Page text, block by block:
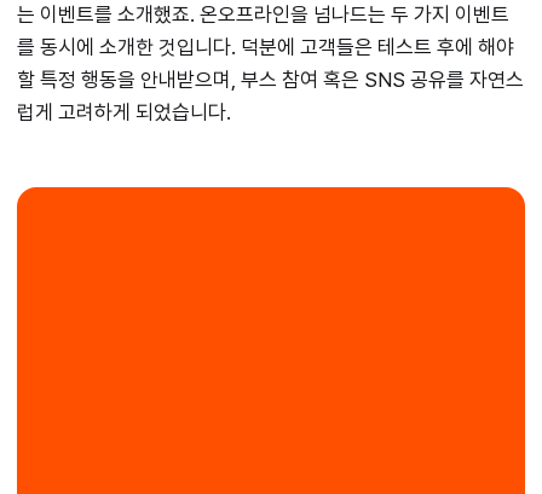
는 이벤트를 소개했죠. 온오프라인을 넘나드는 두 가지 이벤트
를 동시에 소개한 것입니다. 덕분에 고객들은 테스트 후에 해야
할 특정 행동을 안내받으며, 부스 참여 혹은 SNS 공유를 자연스
럽게 고려하게 되었습니다.